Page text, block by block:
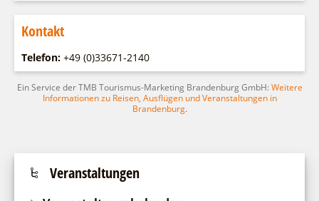
Kontakt
Telefon: +49 (0)33671-2140
Ein Service der TMB Tourismus-Marketing Brandenburg GmbH:Weitere
Informationen zu Reisen, Ausflügen und Veranstaltungen in
Brandenburg.
Veranstaltungen